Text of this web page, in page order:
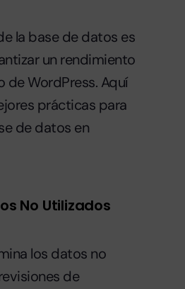
la base de datos es
un rendimiento
WordPress. Aquí
prácticas para
de datos en
No Utilizados
los datos no
de